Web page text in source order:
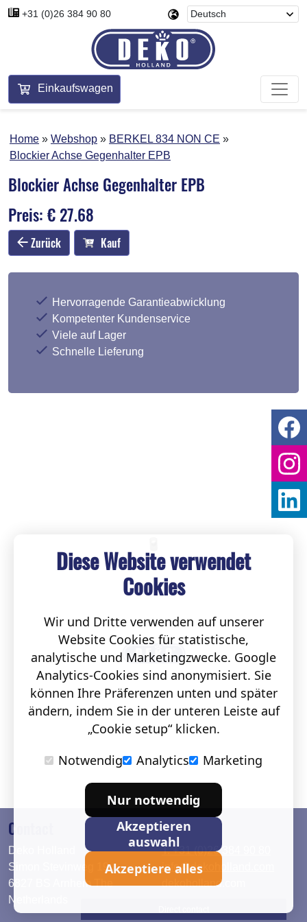
+31 (0)26 384 90 80
Einkaufswagen
Home Webshop
BERKEL 834 NON CE
Blockier Achse Gegenhalter EPB
Blockier Achse Gegenhalter EPB
Preis: € 27.68
Zurück Kauf
Hervorragende Garantieabwicklung
Kompetenter Kundenservice
Viele auf Lager
Schnelle Lieferung
Contact
Deko Holland
Simon Stevinweg 19
6827 BS Arnhem The
Netherlands
T. +31 (0)26 384 90 80
info@dekoholland.com
dekoholland.com
Diese Website verwendet
Cookies
Wir und Dritte verwenden auf unserer
Website Cookies für statistische,
analytische und Marketingzwecke. Google
Analytics-Cookies sind anonymisiert. Sie
können Ihre Präferenzen unten und später
ändern, indem Sie in der unteren Leiste auf
„Cookie setup“ klicken.
Notwendig
Analytics Marketing
Nur notwendig
Akzeptieren
auswahl
Akzeptiere alles